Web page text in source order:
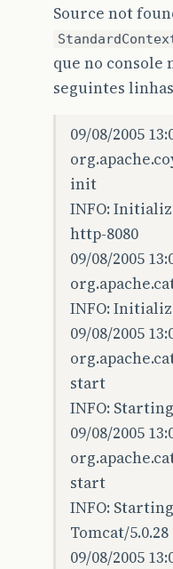
Source not
que no console
seguintes
09/08/2005
init
INFO:
http-8080
09/08/2005
INFO:
09/08/2005
start
INFO:
09/08/2005
start
INFO:
Tomcat/5.0.28
09/08/2005